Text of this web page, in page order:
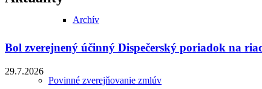
Archív
Povinné zverejňovanie zmlúv
Bol zverejnený účinný Dispečerský poriadok na
29.7.2026